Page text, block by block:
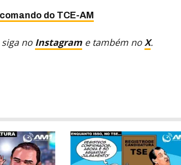
do TCE-AM
no Instagram e também no X.